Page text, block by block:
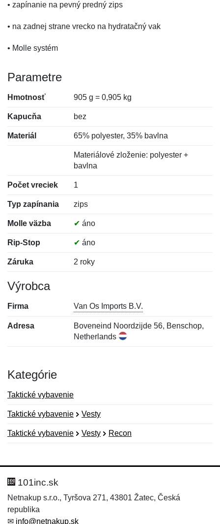
• zapínanie na pevný predný zips
• na zadnej strane vrecko na hydratačný vak
• Molle systém
Parametre
Hmotnosť 905 g = 0,905 kg
Kapucňa bez
Materiál 65% polyester, 35% bavlna
Materiálové zloženie: polyester +
bavlna
Počet vreciek 1
Typ zapínania zips
Molle väzba ✔ áno
Rip-Stop ✔ áno
Záruka 2 roky
Výrobca
Firma Van Os Imports B.V.
Adresa
Boveneind Noordzijde 56, Benschop,
Netherlands
Kategórie
Taktické vybavenie
Taktické vybavenie Vesty
Taktické vybavenie Vesty Recon
Hodnotenie:
Meno:*
Meno:
E-mail:*
101inc.sk
Netnakup s.r.o., Tyršova 271, 43801 Žatec, Česká
republika
✉ info@netnakup.sk